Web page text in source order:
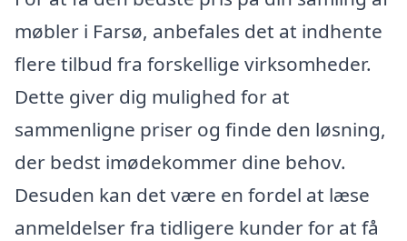
møbler i Farsø, anbefales det at indhente
flere tilbud fra forskellige virksomheder.
Dette giver dig mulighed for at
sammenligne priser og finde den løsning,
der bedst imødekommer dine behov.
Desuden kan det være en fordel at læse
anmeldelser fra tidligere kunder for at få